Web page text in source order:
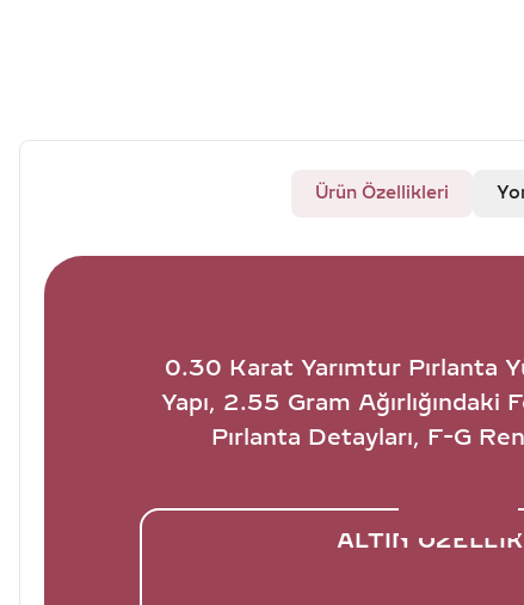
Ürün Özellikleri
0.30 Karat Yarımtur Pırlanta
Yapı, 2.55 Gram
Pırlanta Detayları, F-G
ALTIN